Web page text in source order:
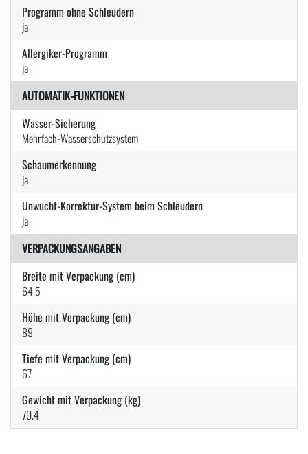
Programm ohne Schleudern
ja
Allergiker-Programm
ja
AUTOMATIK-FUNKTIONEN
Wasser-Sicherung
Mehrfach-Wasserschutzsystem
Schaumerkennung
ja
Unwucht-Korrektur-System beim Schleudern
ja
VERPACKUNGSANGABEN
Breite mit Verpackung (cm)
64.5
Höhe mit Verpackung (cm)
89
Tiefe mit Verpackung (cm)
67
Gewicht mit Verpackung (kg)
70.4